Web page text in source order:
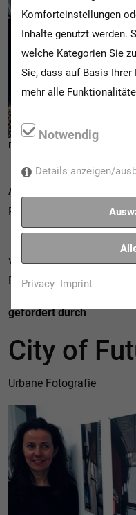
Reverse_Urbane Fotografie | ©
Ausstellung meiner
Ruhrgebiet
von 23.10.2023 bis
Eröffnung 23.10.2023 um
gefördert durch
City of
Urbane Fotografie
Komforteinstellungen
Inhalte genutzt werden.
welche Kategorien Sie
Sie, dass auf Basis
mehr alle
Notwendig
Details anzeigen/
Privacy Imprint